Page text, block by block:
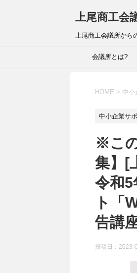
上尾商工会
上尾商工会議所から
会議所とは?
HOME > 中小
中小企業サ
※こ
集】[
令和5
ト「
告講座
投稿日：2023-